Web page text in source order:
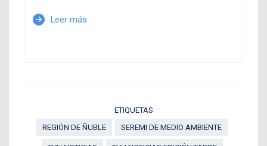
arrow_forward Leer más
ETIQUETAS
REGIÓN DE ÑUBLE
SEREMI DE MEDIO AMBIENTE